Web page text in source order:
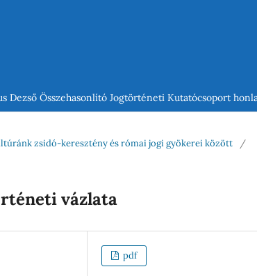
Dezső Összehasonlító Jogtörténeti Kutatócsoport
zsidó-keresztény és római jogi gyökerei között
/
vázlata
pdf